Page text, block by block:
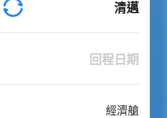
清邁
回程日期
經濟艙